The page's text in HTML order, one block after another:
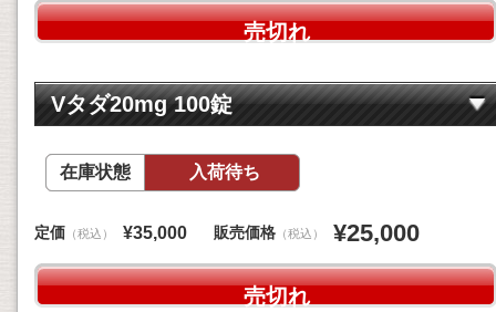
売切れ
Vタダ20mg 100錠
在庫状態 入荷待ち
定価 （税込） ¥35,000 販売価格 （税込） ¥25,000
売切れ